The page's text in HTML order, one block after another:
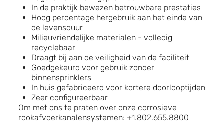
In de praktijk bewezen betrouwbare prestaties
Hoog percentage hergebruik aan het einde van
de levensduur
Milieuvriendelijke materialen - volledig
recyclebaar
Draagt bij aan de veiligheid van de faciliteit
Goedgekeurd voor gebruik zonder
binnensprinklers
In huis gefabriceerd voor kortere doorlooptijden
Zeer configureerbaar
Om met ons te praten over onze corrosieve
rookafvoerkanalensystemen: +1.802.655.8800